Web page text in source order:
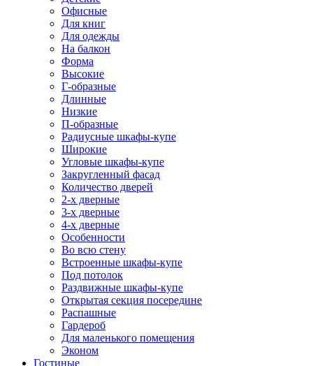
Офисные
Для книг
Для одежды
На балкон
Форма
Высокие
Г-образные
Длинные
Низкие
П-образные
Радиусные шкафы-купе
Широкие
Угловые шкафы-купе
Закругленный фасад
Количество дверей
2-х дверные
3-х дверные
4-х дверные
Особенности
Во всю стену
Встроенные шкафы-купе
Под потолок
Раздвижные шкафы-купе
Открытая секция посередине
Распашные
Гардероб
Для маленького помещения
Эконом
Гостиные